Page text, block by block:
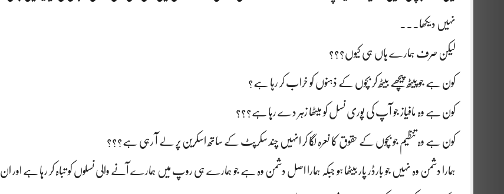
نہیں دیکھا۔۔۔
لیکن صرف ہمارے ہاں ہی کیوں؟؟؟
کون ہے جو پیٹھ پیچھے بیٹھ کر بچوں کے ذہنوں کو خراب کر رہا ہے؟
کون ہے وہ مافیاز جو آپ کی پوری نسل کو میٹھا زہر دے رہا ہے؟؟؟
کون ہے وہ تنظیم جو بچوں کے حقوق کا نعرہ لگا کر انہیں چند سکرپٹ کے ساتھ اسکرین پر لے آ رہی ہے؟؟؟
ہمارا دشمن وہ نہیں جو بارڈر پار بیٹھا ہو جبکہ ہمارا اصل دشمن وہ ہے جو ہمارے ہی روپ میں ہمارے آنے والی نسلوں کو تباہ کر رہا ہے اور ان